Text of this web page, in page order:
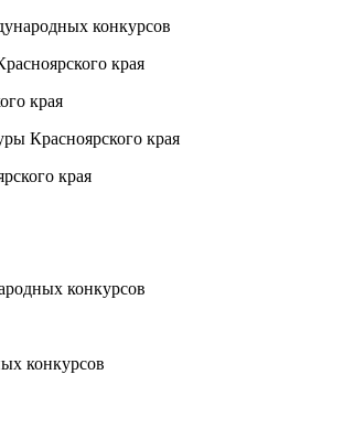
конкурсов
края
края
Красноярского края
края
конкурсов
конкурсов